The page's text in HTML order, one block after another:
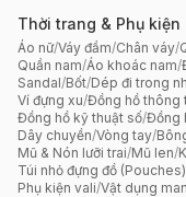
Thời trang & Phụ kiện
Áo nữ/Váy đầm/Chân váy/
Quần nam/Áo khoác nam/
Sandal/Bốt/Dép đi trong
Ví đựng xu/Đồng hồ thông
Đồng hồ kỹ thuật số/Đồng
Dây chuyền/Vòng tay/
Mũ & Nón lưỡi trai/Mũ len/
Túi nhỏ đựng đồ (Pouches)
Phụ kiện vali/Vật dụng